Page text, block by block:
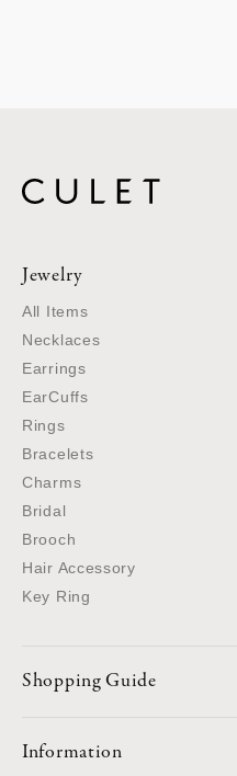
Jewelry
All Items
Necklaces
Earrings
EarCuffs
Rings
Bracelets
Charms
Bridal
Brooch
Hair Accessory
Key Ring
Shopping Guide
Information